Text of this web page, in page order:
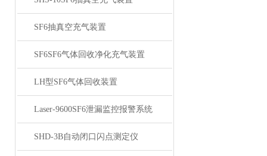
SF6抽真空充气装置
SF6SF6气体回收净化充气装置
LH型SF6气体回收装置
Laser-9600SF6泄漏监控报警系统
SHD-3B自动闭口闪点测定仪